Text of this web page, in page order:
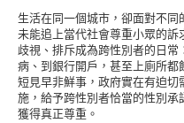
生活在同一個城市，卻面對不同
未能追上當代社會尊重小眾的訴
歧視、排斥成為跨性別者的日
病、到銀行開戶，甚至上廁所
短見早非鮮事，政府實在有迫
施，給予跨性別者恰當的性別
獲得真正尊重。